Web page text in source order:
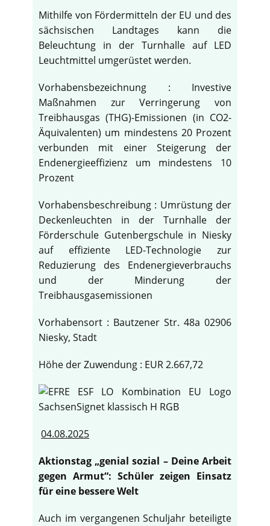
Mithilfe von Fördermitteln der EU und des
sächsischen Landtages kann die
Beleuchtung in der Turnhalle auf LED
Leuchtmittel umgerüstet werden.
Vorhabensbezeichnung : Investive
Maßnahmen zur Verringerung von
Treibhausgas (THG)-Emissionen (in CO2-
Äquivalenten) um mindestens 20 Prozent
verbunden mit einer Steigerung der
Endenergieeffizienz um mindestens 10
Prozent
Vorhabensbeschreibung : Umrüstung der
Deckenleuchten in der Turnhalle der
Förderschule Gutenbergschule in Niesky
auf effiziente LED-Technologie zur
Reduzierung des Endenergieverbrauchs
und der Minderung der
Treibhausgasemissionen
Vorhabensort : Bautzener Str. 48a 02906
Niesky, Stadt
Höhe der Zuwendung : EUR 2.667,72
04.08.2025
Aktionstag „genial sozial – Deine Arbeit
gegen Armut“: Schüler zeigen Einsatz
für eine bessere Welt
Auch im vergangenen Schuljahr beteiligte